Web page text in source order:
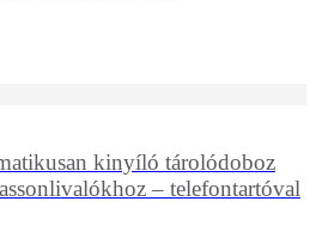
kinyíló tárolódoboz
– telefontartóval